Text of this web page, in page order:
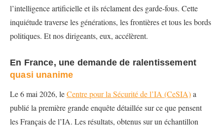
l’intelligence artificielle et ils réclament des garde-fous. Cette
inquiétude traverse les générations, les frontières et tous les bords
politiques. Et nos dirigeants, eux, accélèrent.
En France, une demande de ralentissement
quasi unanime
Le 6 mai 2026, leCentre pour la Sécurité de l’IA (CeSIA)a
publié la première grande enquête détaillée sur ce que pensent
les Français de l’IA. Les résultats, obtenus sur un échantillon